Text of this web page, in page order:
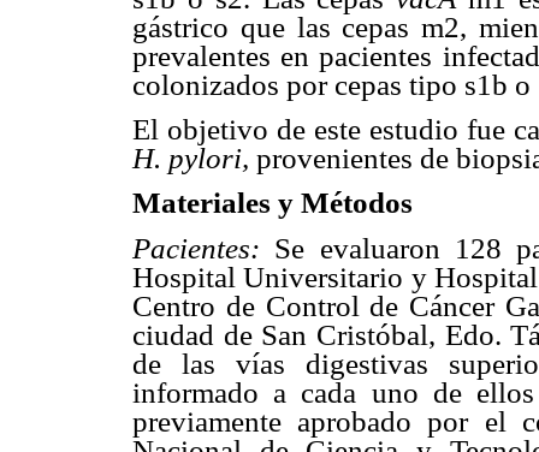
gástrico que las cepas m2,
prevalentes en pacientes
colonizados por cepas tipo s1b
El objetivo de este estudio fue
H. pylori, provenientes de
Materiales y Métodos
Pacientes: Se evaluaron 128
Hospital Universitario y Hospital
Centro de Control de Cáncer
ciudad de San Cristóbal, Edo.
de las vías digestivas
informado a cada uno de
previamente aprobado por el